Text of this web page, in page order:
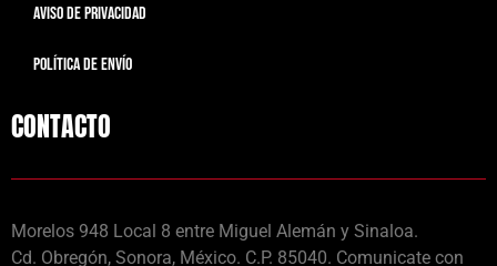
AVISO DE PRIVACIDAD
POLÍTICA DE ENVÍO
CONTACTO
Morelos 948 Local 8 entre Miguel Alemán y Sinaloa.
Cd. Obregón, Sonora, México. C.P. 85040. Comunicate con